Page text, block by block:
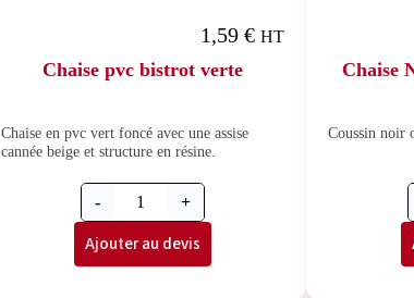
Chaise pvc bistrot verte
1,59 € HT
Chaise en pvc vert foncé avec une assise
cannée beige et structure en résine.
- +
Ajouter au devis
Chaise
Coussin noir